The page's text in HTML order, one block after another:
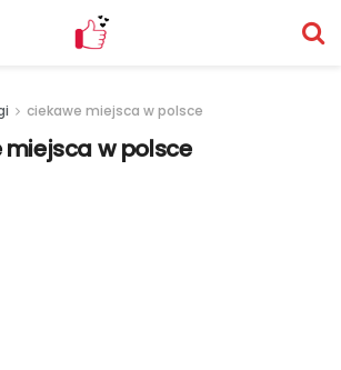
ciekawe miejsca w polsce
miejsca w polsce